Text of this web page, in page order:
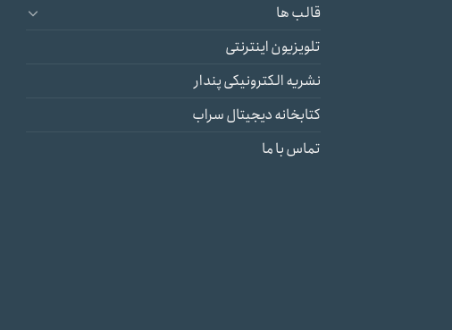
قالب ها
تلویزیون اینترنتی
نشریه الکترونیکی پندار
کتابخانه دیجیتال سراب
تماس با ما